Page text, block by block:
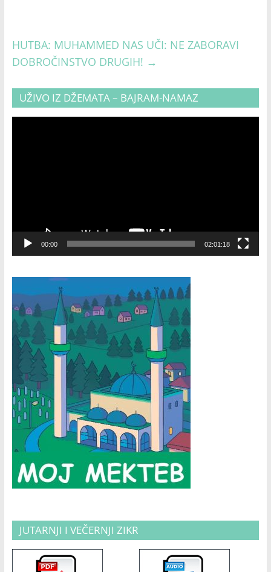
HUTBA: MUHAMMED NAS UČI: NE ZABORAVI
DOBROČINSTVO DRUGIH! →
UŽIVO IZ DŽEMATA – BAJRAM-NAMAZ
00:00 02:01:18
JUTARNJI I VEČERNJI ZIKR